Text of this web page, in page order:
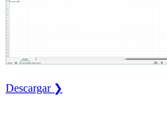
Descargar ❯